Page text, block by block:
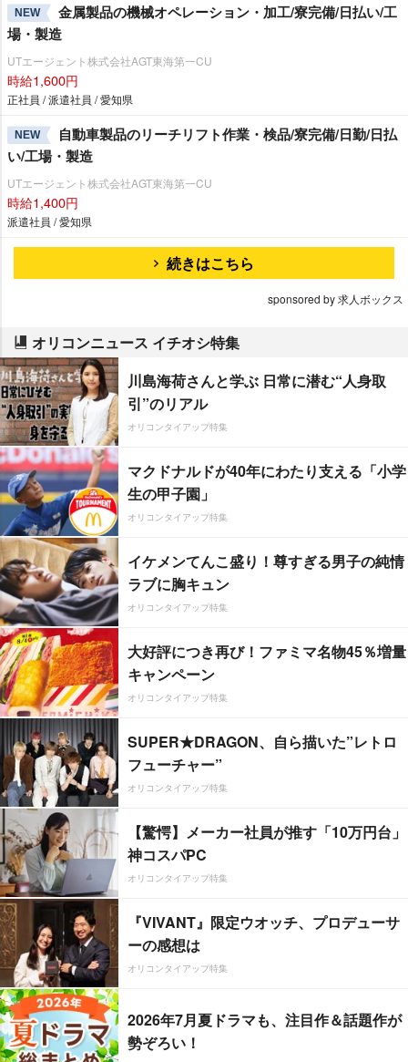
NEW
金属製品の機械オペレーション・加工/寮完備/日払い/工
場・製造
UTエージェント株式会社AGT東海第一CU
時給1,600円
正社員 / 派遣社員 / 愛知県
NEW
自動車製品のリーチリフト作業・検品/寮完備/日勤/日払
い/工場・製造
UTエージェント株式会社AGT東海第一CU
時給1,400円
派遣社員 / 愛知県
続きはこちら
sponsored by 求人ボックス
オリコンニュース イチオシ特集
川島海荷さんと学ぶ 日常に潜む“人身取
引”のリアル
オリコンタイアップ特集
マクドナルドが40年にわたり支える「小学
生の甲子園」
オリコンタイアップ特集
イケメンてんこ盛り！尊すぎる男子の純情
ラブに胸キュン
オリコンタイアップ特集
大好評につき再び！ファミマ名物45％増量
キャンペーン
オリコンタイアップ特集
SUPER★DRAGON、自ら描いた”レトロ
フューチャー”
オリコンタイアップ特集
【驚愕】メーカー社員が推す「10万円台」
神コスパPC
オリコンタイアップ特集
『VIVANT』限定ウオッチ、プロデューサ
ーの感想は
オリコンタイアップ特集
2026年7月夏ドラマも、注目作＆話題作が
勢ぞろい！